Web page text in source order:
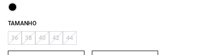
TAMANHO
36 38 40 42 44